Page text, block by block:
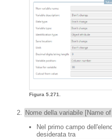
Figura 5.271.
Nome della variabile [Name
Nel primo campo
desiderata tra